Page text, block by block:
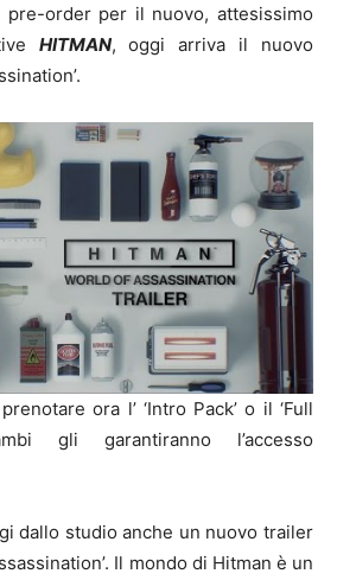
order per il nuovo, attesissimo
HITMAN, oggi arriva il nuovo
ora l’ ‘Intro Pack’ o il ‘Full
gli garantiranno l’accesso
dallo studio anche un nuovo trailer
Il mondo di Hitman è un